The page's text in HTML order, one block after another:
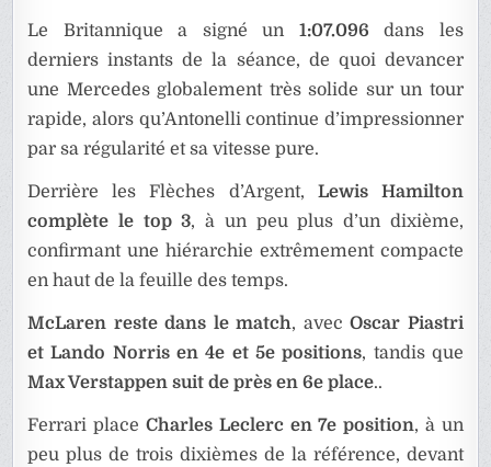
Le Britannique a signé un 1:07.096 dans les
derniers instants de la séance, de quoi devancer
une Mercedes globalement très solide sur un tour
rapide, alors qu’Antonelli continue d’impressionner
par sa régularité et sa vitesse pure.
Derrière les Flèches d’Argent, Lewis Hamilton
complète le top 3, à un peu plus d’un dixième,
confirmant une hiérarchie extrêmement compacte
en haut de la feuille des temps.
McLaren reste dans le match, avecOscar Piastri
et Lando Norris en 4e et 5e positions, tandis que
Max Verstappen suit de près en 6e place..
Ferrari place Charles Leclerc en 7e position, à un
peu plus de trois dixièmes de la référence, devant